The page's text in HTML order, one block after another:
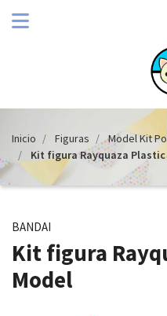
Inicio Figuras
Model Kit
Kit figura Rayquaza Plastic
BANDAI
Kit figura
Model